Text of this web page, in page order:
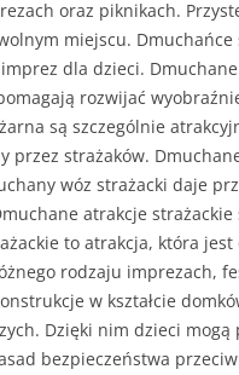
oraz piknikach.
miejscu.
dla dzieci.
rozwijać
są szczególnie
przez strażaków.
wóz strażacki daje
atrakcje
to atrakcja, która
rodzaju imprezach,
w kształcie
Dzięki nim dzieci
bezpieczeństwa